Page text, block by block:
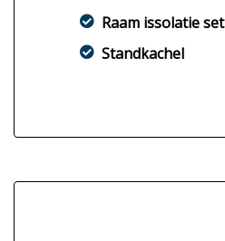
Raam issolatie set
Standkachel